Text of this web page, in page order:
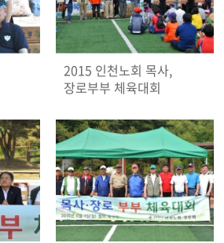
2015 인천노회 목사,
장로부부 체육대회